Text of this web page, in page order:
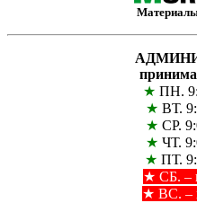
★ ПН.
★ ВТ.
★ СР.
★ ЧТ.
★ ПТ.
★ СБ. –
★ ВС. –